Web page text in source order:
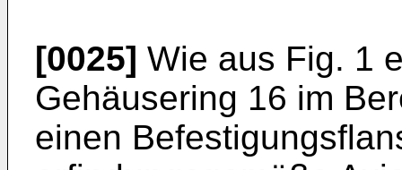
[0025] Wie aus Fig. 1
Gehäusering 16 im
einen